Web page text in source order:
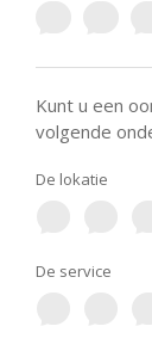
Kunt u een
volgende
De lokatie
De service